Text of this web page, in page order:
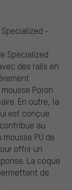
Specialized -
Specialized
des rails en
Poron
En outre, la
est conçue
au
PU de
offrir un
La coque
de